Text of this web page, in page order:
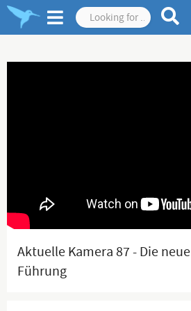
Aktuelle Kamera 87 - Die neue
Führung